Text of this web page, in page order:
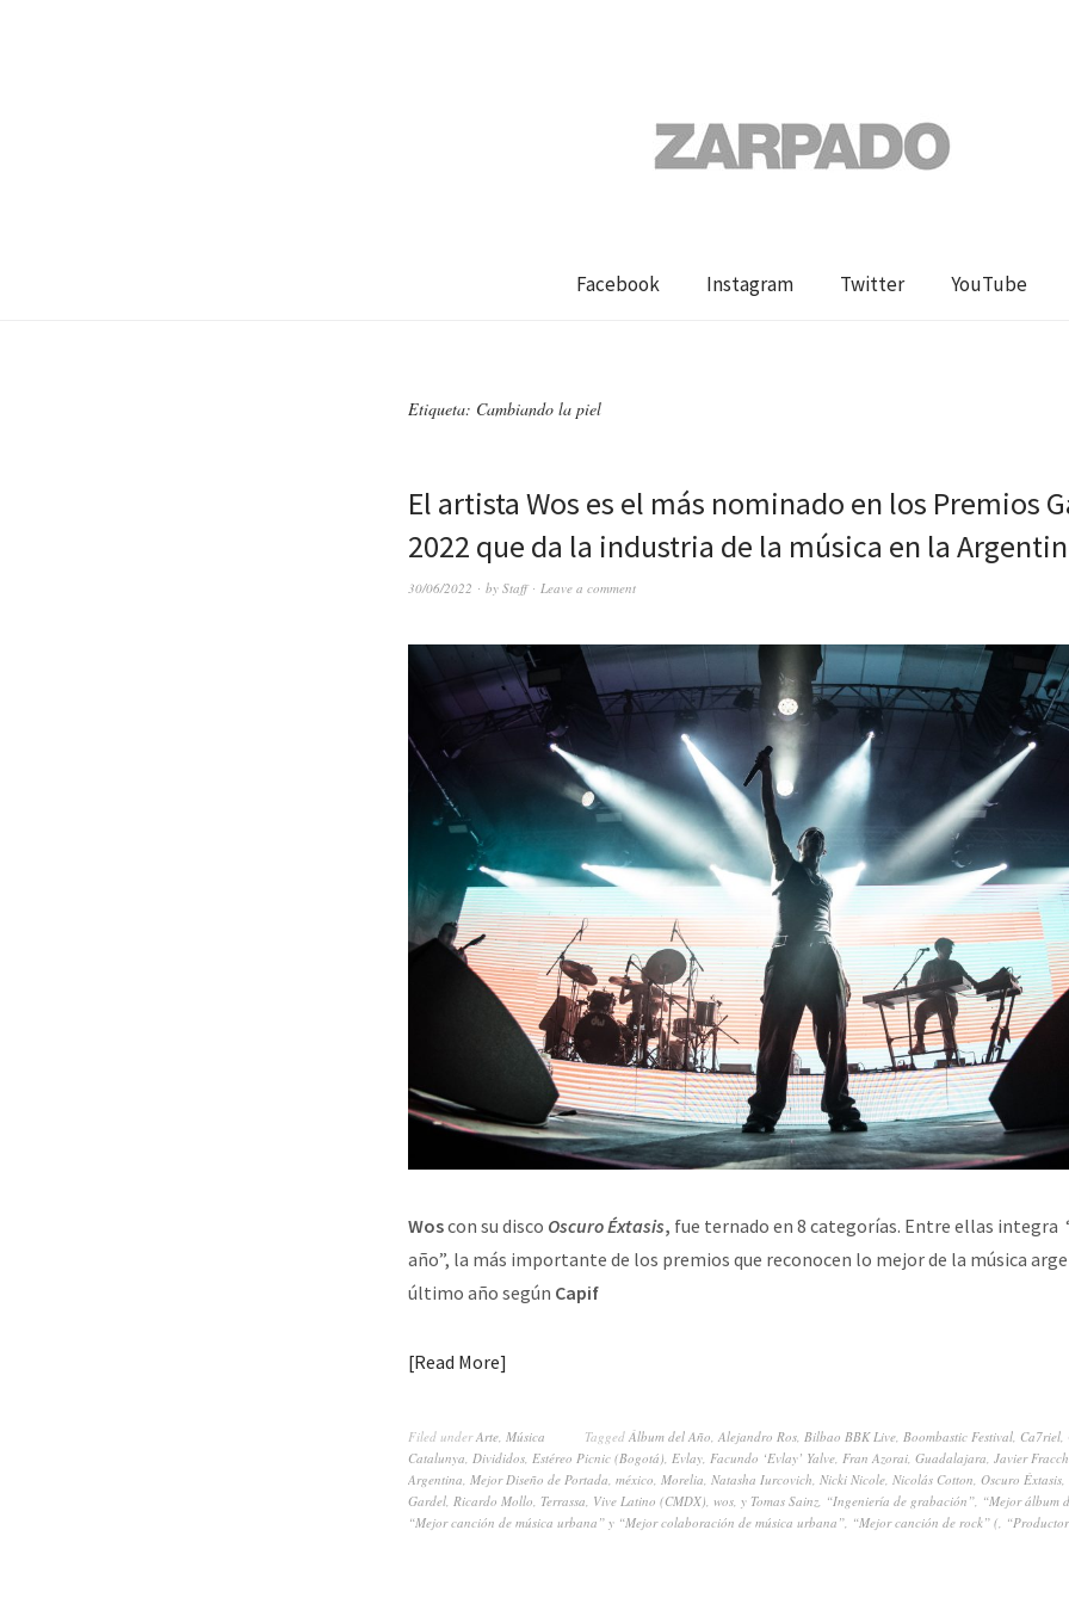
Facebook Instagram Twitter YouTube
Etiqueta: Cambiando la piel
El artista Wos es el más nominado en los Premios
2022 que da la industria de la música en la
30/06/2022 by Staff Leave a comment
Woscon su disco Oscuro Éxtasis, fue ternado en 8 categorías. Entre ellas integra
año”, la más importante de los premios que reconocen lo mejor de la música
último año según Capif
Read More
Filed underArte, Música Tagged Álbum del Año, Alejandro Ros, Bilbao BBK Live, Boombastic Festival, Ca7riel,
Catalunya, Divididos, Estéreo Picnic (Bogotá), Evlay, Facundo ‘Evlay’ Yalve, Fran Azorai, Guadalajara, Javier
Argentina, Mejor Diseño de Portada, méxico, Morelia, Natasha Iurcovich, Nicki Nicole, Nicolás Cotton, Oscuro Éxtasis,
Gardel, Ricardo Mollo, Terrassa, Vive Latino (CMDX), wos, y Tomas Sainz, “Ingeniería de grabación”, “Mejor álbum
“Mejor canción de música urbana” y “Mejor colaboración de música urbana”, “Mejor canción de rock” (,